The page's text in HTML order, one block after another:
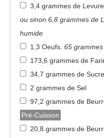
3,4 grammes de
ou sinon 6,8 grammes de
humide
1,3 Oeufs. 65 grammes
173,6 grammes de
34,7 grammes de Sucre
2 grammes de Sel
97,2 grammes de
Pré-Cuisson
20,8 grammes de